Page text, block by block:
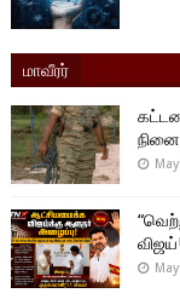
மாவீரர்